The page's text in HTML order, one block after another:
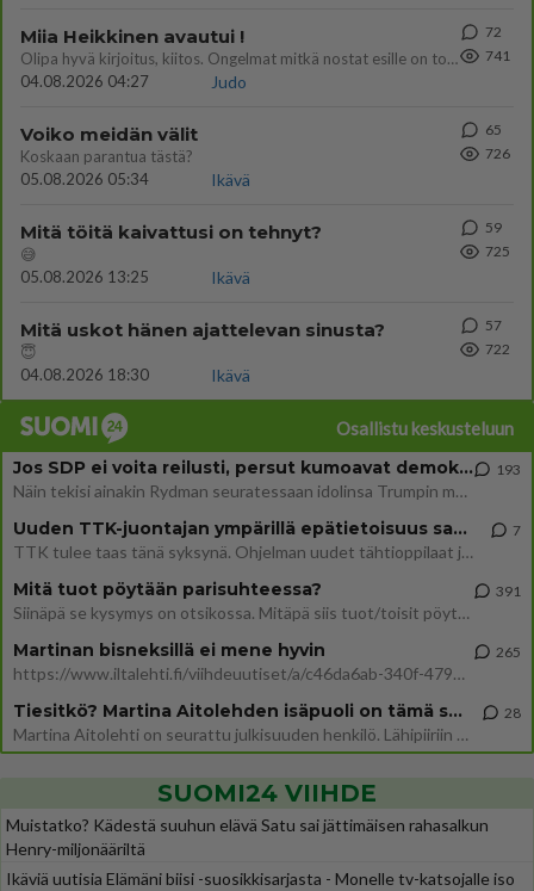
Miia Heikkinen avautui !
Olipa hyvä kirjoitus, kiitos. Ongelmat mitkä nostat esille on todellisia ja tämä ylimielisyys totta ja se näkyy kaikessa
04.08.2026 04:27
Judo
72
741
Voiko meidän välit
Koskaan parantua tästä?
05.08.2026 05:34
Ikävä
65
726
Mitä töitä kaivattusi on tehnyt?
😅
05.08.2026 13:25
Ikävä
59
725
Mitä uskot hänen ajattelevan sinusta?
😇
04.08.2026 18:30
Ikävä
57
722
Osallistu keskusteluun
Jos SDP ei voita reilusti, persut kumoavat demokratian Suomesta
Näin tekisi ainakin Rydman seuratessaan idolinsa Trumpin mallia https://www.is.fi/politiikka/art-2000012187244.html
193
Uuden TTK-juontajan ympärillä epätietoisuus sakenee - Nyt MTV hämmentää soppaa
TTK tulee taas tänä syksynä. Ohjelman uudet tähtioppilaat julkistetaan torstaina 6. elokuuta klo 14 alkavassa lehdistö
7
Mitä tuot pöytään parisuhteessa?
Siinäpä se kysymys on otsikossa. Mitäpä siis tuot/toisit pöytään parisuhteessa? Oletko mies vai nainen? Koetko sen mitä
391
Martinan bisneksillä ei mene hyvin
https://www.iltalehti.fi/viihdeuutiset/a/c46da6ab-340f-4790-aaa7-0865eed2336 Yrityksen konkurssihakemus on tullut kärä
265
Tiesitkö? Martina Aitolehden isäpuoli on tämä suosittu laulaja
Martina Aitolehti on seurattu julkisuuden henkilö. Lähipiiriin mahtuu muitakin tunnettuja henkilöitä. Tiesitkö, että Ma
28
SUOMI24 VIIHDE
Muistatko? Kädestä suuhun elävä Satu sai jättimäisen rahasalkun
Henry-miljonääriltä
Ikäviä uutisia Elämäni biisi -suosikkisarjasta - Monelle tv-katsojalle iso